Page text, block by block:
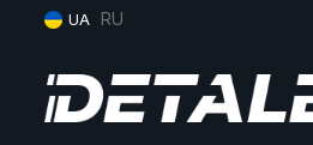
UA RU